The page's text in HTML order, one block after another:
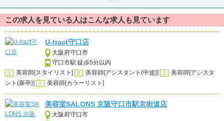
この求人を見ている人はこんな求人も見ています
U-tract守口店
大阪府守口市
守口市駅:徒歩5分以内
正 美容師[スタイリスト] 正 美容師[アシスタント(中途)] 正
美容師[アシスタ
ント(新卒)]
正 美容師[カラーリスト]
美容室SALONS 京阪守口市駅京街道店
大阪府守口市